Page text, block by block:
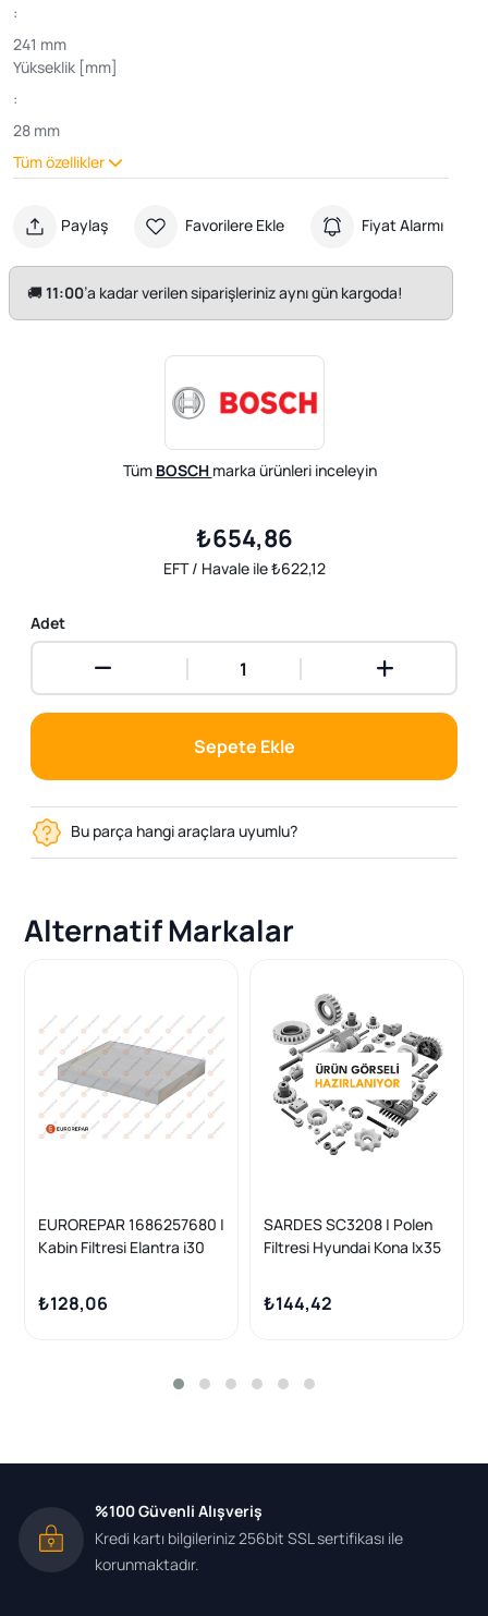
:
241 mm
Yükseklik [mm]
:
28 mm
Tüm özellikler
Paylaş Favorilere Ekle Fiyat Alarmı
🚚11:00’a kadar verilen siparişleriniz aynı gün kargoda!
Tüm BOSCH marka ürünleri inceleyin
₺654,86
EFT / Havale ile ₺622,12
Adet
Sepete Ekle
Bu parça hangi araçlara uyumlu?
Alternatif Markalar
EUROREPAR 1686257680 |
Kabin Filtresi Elantra i30
Benzin-Dizel 2016-
₺128,06
SARDES SC3208 | Polen
Filtresi Hyundai Kona Ix35
₺144,42
%100 Güvenli Alışveriş
Kredi kartı bilgileriniz 256bit SSL sertifikası ile
korunmaktadır.